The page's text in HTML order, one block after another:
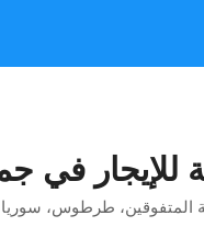
في
المتفوقين، طرطوس، سوريا